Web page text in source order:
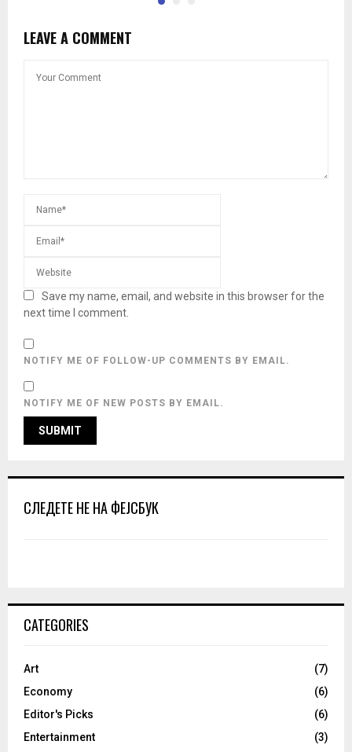
LEAVE A COMMENT
Save my name, email, and website in this browser for the
next time I comment.
NOTIFY ME OF FOLLOW-UP COMMENTS BY EMAIL.
NOTIFY ME OF NEW POSTS BY EMAIL.
СЛЕДЕТЕ НЕ НА ФЕЈСБУК
CATEGORIES
Art
(7)
Economy
(6)
Editor's Picks
(6)
Entertainment
(3)